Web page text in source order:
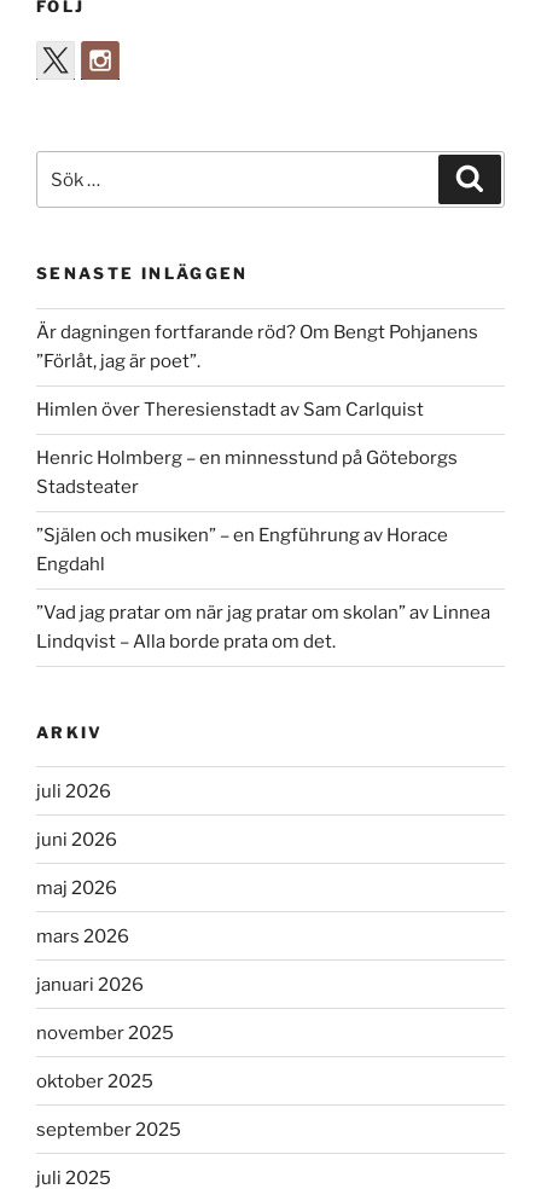
FÖLJ
efter:
SENASTE INLÄGGEN
Är dagningen fortfarande röd? Om Bengt Pohjanens
”Förlåt, jag är poet”.
Himlen över Theresienstadt av Sam Carlquist
Henric Holmberg – en minnesstund på Göteborgs
Stadsteater
”Själen och musiken” – en Engführung av Horace
Engdahl
”Vad jag pratar om när jag pratar om skolan” av Linnea
Lindqvist – Alla borde prata om det.
ARKIV
juli 2026
juni 2026
maj 2026
mars 2026
januari 2026
november 2025
oktober 2025
september 2025
juli 2025